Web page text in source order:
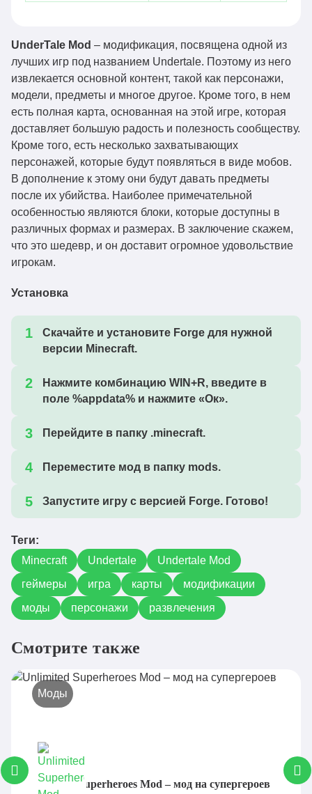
UnderTale Mod – модификация, посвящена одной из
лучших игр под названием Undertale. Поэтому из него
извлекается основной контент, такой как персонажи,
модели, предметы и многое другое. Кроме того, в нем
есть полная карта, основанная на этой игре, которая
доставляет большую радость и полезность сообществу.
Кроме того, есть несколько захватывающих
персонажей, которые будут появляться в виде мобов.
В дополнение к этому они будут давать предметы
после их убийства. Наиболее примечательной
особенностью являются блоки, которые доступны в
различных формах и размерах. В заключение скажем,
что это шедевр, и он доставит огромное удовольствие
игрокам.
Установка
Скачайте и установите Forge для нужной
версии Minecraft.
Нажмите комбинацию WIN+R, введите в
поле %appdata% и нажмите «Ок».
Перейдите в папку .minecraft.
Переместите мод в папку mods.
Запустите игру с версией Forge. Готово!
Теги:
Minecraft
Undertale
Undertale Mod
геймеры
игра карты
модификации
моды
персонажи развлечения
Смотрите также
Моды
Unlimited Superheroes Mod – мод на супергероев